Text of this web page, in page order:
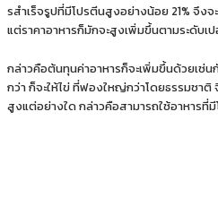
รสําเร็จรูปที่มีโปรตีนสูงอย่างน้อย 21% จึง
แต่ราคาอาหารก็มักจะสูงเพิ่มขึ้นตามระดับเ
กล่าวคือต้นทุนค่าอาหารก็จะเพิ่มขึ้นด้วยเ
กว่า ก็จะให้ไข่ ที่ฟองใหญ่กว่าโดยธรรมชาติ
สูงแต่อย่างใด กล่าวคือสามารถใช้อาหารที่